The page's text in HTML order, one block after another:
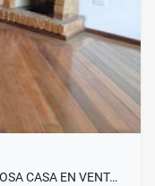
CASA EN VENT…